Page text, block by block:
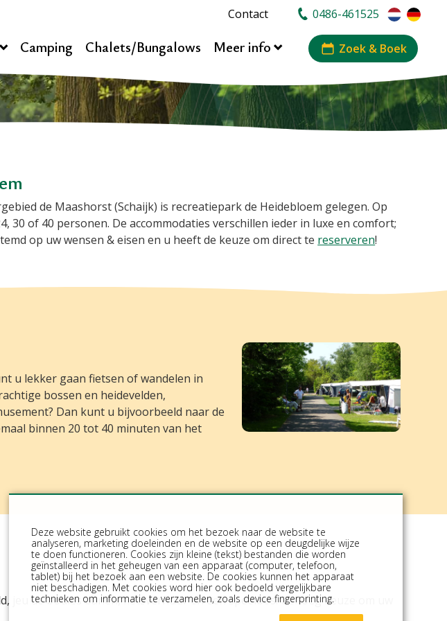
Camping Chalets/Bungalows Meer info
Contact 0486-461525
Zoek & Boek
de Maashorst (Schaijk) is recreatiepark de Heidebloem gelegen. Op
of 40 personen. De accommodaties verschillen ieder in luxe en comfort;
op uw wensen & eisen en u heeft de keuze om direct te reserveren!
u lekker gaan fietsen of wandelen in
bossen en heidevelden,
Dan kunt u bijvoorbeeld naar de
binnen 20 tot 40 minuten van het
de boules banen, fietsverhuur en een speelbos. Genoeg keuze om uw
Deze website gebruikt cookies om het bezoek naar de website te
analyseren, marketing doeleinden en de website op een deugdelijke wijze
te doen functioneren. Cookies zijn kleine (tekst) bestanden die worden
geïnstalleerd in het geheugen van een apparaat (computer, telefoon,
tablet) bij het bezoek aan een website. De cookies kunnen het apparaat
niet beschadigen. Met cookies word hier ook bedoeld vergelijkbare
technieken om informatie te verzamelen, zoals device fingerprinting.